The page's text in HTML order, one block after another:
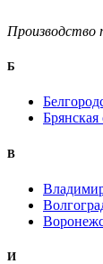
Производство
Б
Брянская
B
И